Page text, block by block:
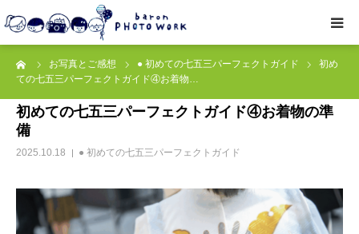
お写真とご感想 ● 初めての七五三パーフェクトガイド
初め
ての七五三パーフェクトガイド④お着物…
初めての七五三パーフェクトガイド④お着物の準
備
2025.10.18 ● 初めての七五三パーフェクトガイド
撮影プラン
私たちについて
オプション
● お写真とご感想